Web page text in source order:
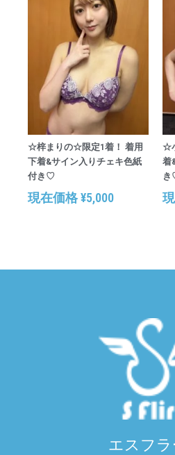
☆梓まりの☆限定1着！ 着用
下着&サイン入りチェキ色紙
付き♡
現在価格¥5,000
☆
着
エスフラ